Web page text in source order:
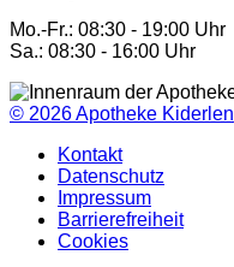
Mo.-Fr.: 08:30 - 19:00 Uhr
Sa.: 08:30 - 16:00 Uhr
© 2026Apotheke Kiderlen
Kontakt
Datenschutz
Impressum
Barrierefreiheit
Cookies